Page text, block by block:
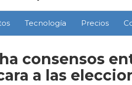
Tecnología Precios
consensos
a las